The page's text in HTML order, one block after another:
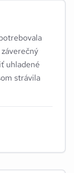
uhladené
strávila